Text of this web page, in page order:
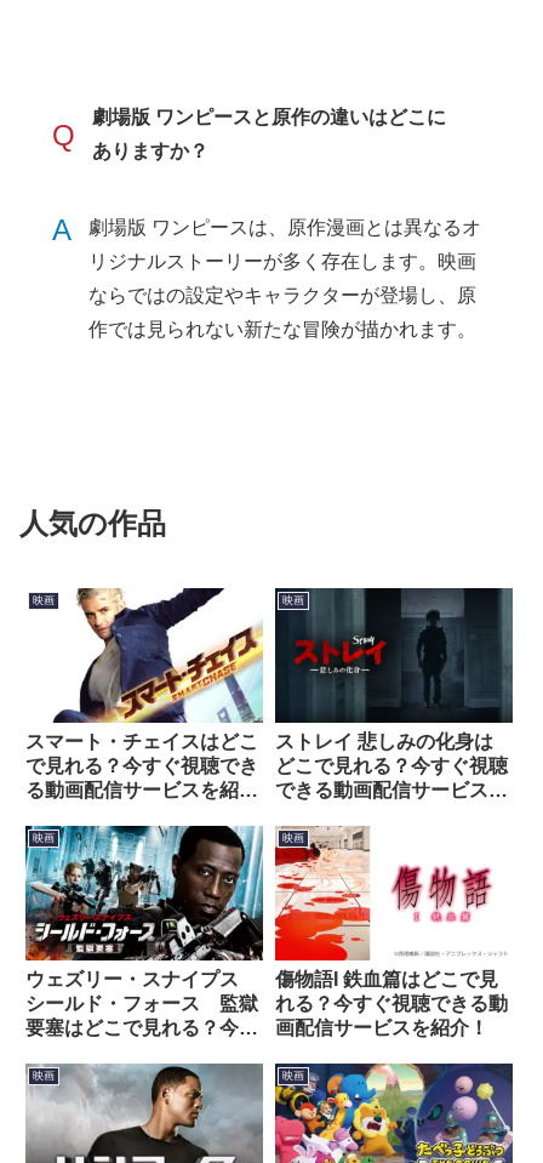
Q
劇場版 ワンピースと原作の違いはどこに
ありますか？
A
劇場版 ワンピースは、原作漫画とは異なるオ
リジナルストーリーが多く存在します。映画
ならではの設定やキャラクターが登場し、原
作では見られない新たな冒険が描かれます。
人気の作品
映画
スマート・チェイスはどこ
で見れる？今すぐ視聴でき
る動画配信サービスを紹
映画
ストレイ 悲しみの化身は
どこで見れる？今すぐ視聴
できる動画配信サービスを
映画
ウェズリー・スナイプス
シールド・フォース 監獄
要塞はどこで見れる？今す
ビスを紹介！
映画
傷物語I 鉄血篇はどこで見
れる？今すぐ視聴できる動
画配信サービスを紹介！
映画 映画